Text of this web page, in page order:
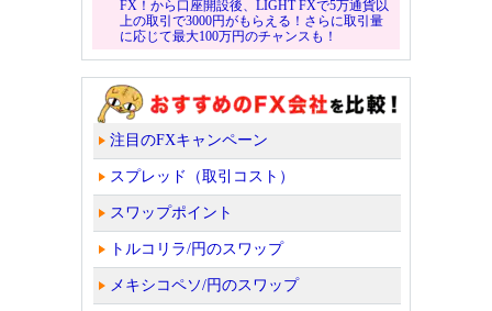
FX！から口座開設後、LIGHT FXで5万通貨以
上の取引で3000円がもらえる！さらに取引量
に応じて最大100万円のチャンスも！
注目のFXキャンペーン
スプレッド（取引コスト）
スワップポイント
トルコリラ/円のスワップ
メキシコペソ/円のスワップ